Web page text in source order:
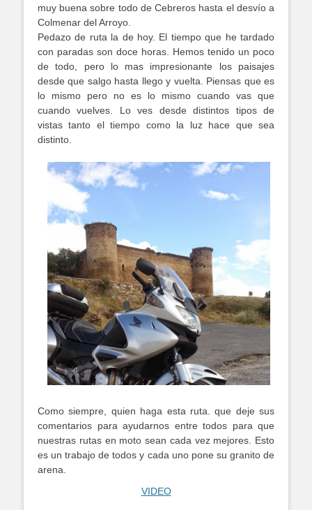
muy buena sobre todo de Cebreros hasta el desvío a
Colmenar del Arroyo.
Pedazo de ruta la de hoy. El tiempo que he tardado
con paradas son doce horas. Hemos tenido un poco
de todo, pero lo mas impresionante los paisajes
desde que salgo hasta llego y vuelta. Piensas que es
lo mismo pero no es lo mismo cuando vas que
cuando vuelves. Lo ves desde distintos tipos de
vistas tanto el tiempo como la luz hace que sea
distinto.
Como siempre, quien haga esta ruta. que deje sus
comentarios para ayudarnos entre todos para que
nuestras rutas en moto sean cada vez mejores. Esto
es un trabajo de todos y cada uno pone su granito de
arena.
VIDEO